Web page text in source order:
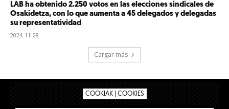
LAB ha obtenido 2.250 votos en las elecciones sindicales de
Osakidetza, con lo que aumenta a 45 delegados y delegadas
su representatividad
2024-11-28
Cargar más
COOKIAK | COOKIES